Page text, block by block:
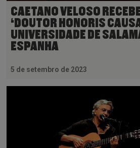
CAETANO VELOSO
‘DOUTOR HONORIS
UNIVERSIDADE DE
ESPANHA
5 de setembro de 2023